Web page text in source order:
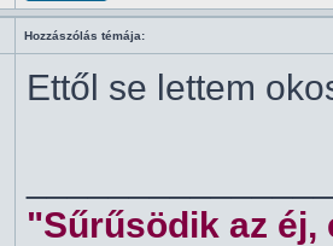
Hozzászólás témája:
Ettől se lettem
"Sűrűsödik az éj,